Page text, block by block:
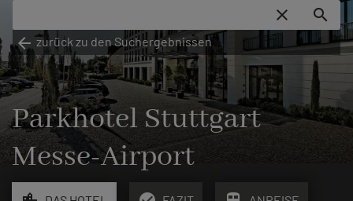
close
search
arrow_back zurück zu den Suchergebnissen
Parkhotel Stuttgart
Messe-Airport